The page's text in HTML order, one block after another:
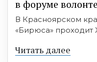
в форуме
В Красноярском
«Бирюса» проходит
Читать далее